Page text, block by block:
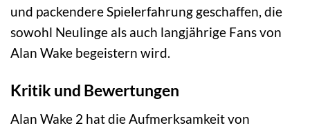
und packendere Spielerfahrung geschaffen, die
sowohl Neulinge als auch langjährige Fans von
Alan Wake begeistern wird.
Kritik und Bewertungen
Alan Wake 2 hat die Aufmerksamkeit von